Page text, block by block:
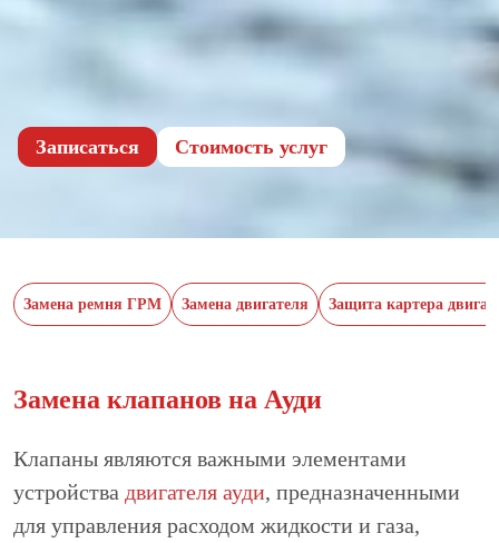
Записаться Cтоимость услуг
Замена ремня ГРМ Замена двигателя Защита картера
Замена клапанов на Ауди
Клапаны являются важными элементами
устройства двигателя ауди, предназначенными
для управления расходом жидкости и газа,